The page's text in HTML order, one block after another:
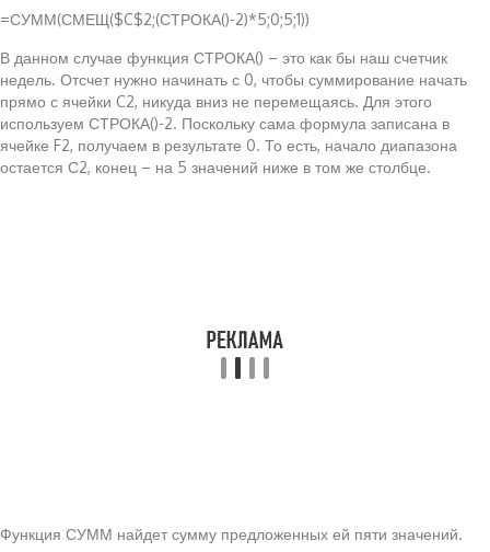
=СУММ(СМЕЩ($C$2;(СТРОКА()-2)*5;0;5;1))
В данном случае функция СТРОКА() – это как бы наш счетчик
недель. Отсчет нужно начинать с 0, чтобы суммирование начать
прямо с ячейки C2, никуда вниз не перемещаясь. Для этого
используем СТРОКА()-2. Поскольку сама формула записана в
ячейке F2, получаем в результате 0. То есть, начало диапазона
остается С2, конец – на 5 значений ниже в том же столбце.
Функция СУММ найдет сумму предложенных ей пяти значений.